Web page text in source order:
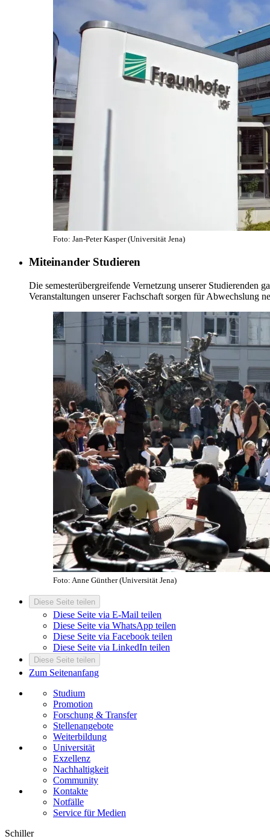
Foto: Jan-Peter Kasper (Universität Jena)
Miteinander Studieren
Die semesterübergreifende Vernetzung unserer Studierenden
Veranstaltungen unserer Fachschaft sorgen für Abwechslung
Foto: Anne Günther (Universität Jena)
Diese Seite teilen
Diese Seite via E-Mail teilen
Diese Seite via WhatsApp teilen
Diese Seite via Facebook teilen
Diese Seite via LinkedIn teilen
Diese Seite teilen
Zum Seitenanfang
Studium
Promotion
Forschung & Transfer
Stellenangebote
Weiterbildung
Universität
Exzellenz
Nachhaltigkeit
Community
Kontakte
Notfälle
Service für Medien
Schiller